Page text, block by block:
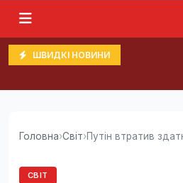
ШВИДКІ НОВИНИ
Головна›Світ›
СВІТ